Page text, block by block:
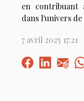
en contribuant
dans l'univers
7 avril 2025 17:21